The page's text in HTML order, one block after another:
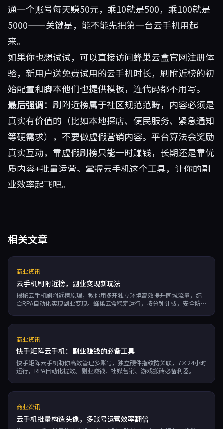
通一个账号每天赚50元，乘10就是500，乘100就是
5000——关键是，能不能先把第一台云手机用起
来。
如果你也想试试，可以直接访问蜂巢云盒官网注册体
验，新用户送免费试用的云手机时长，刷附近榜的初
始配置和脚本他们也提供模板，连代码都不用写。
最后强调：刷附近榜属于社区规范范畴，内容必须是
真实有价值的（比如本地探店、便民服务、紧急通知
等硬需求），不要做虚假营销内容。平台算法会奖励
真实互动，靠虚假刷榜只能一时赚钱，长期还是靠优
质内容+批量运营。掌握云手机这个工具，让你的副
业效率起飞吧。
相关文章
商业资讯
云手机刷附近榜，副业变现新玩法
揭秘云手机刷附近榜原理，教你用多开独立环境高效提升同城流量，结
合RPA自动化实现副业变现。蜂巢云盒稳定运行，按分钟计费，安全防关
商业资讯
快手矩阵云手机：副业赚钱的必备工具
快手矩阵云手机助你高效管理多账号，独立硬件指纹防关联，7×24小时
运行，RPA自动化提效。副业赚钱、社媒营销、游戏搬砖必备利器。
商业资讯
云手机批量构造头像，多账号运营效率翻倍